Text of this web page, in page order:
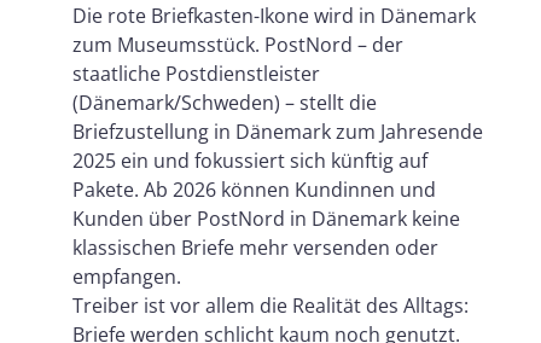
Die rote Briefkasten-Ikone wird in Dänemark
zum Museumsstück. PostNord – der
staatliche Postdienstleister
(Dänemark/Schweden) – stellt die
Briefzustellung in Dänemark zum Jahresende
2025 ein und fokussiert sich künftig auf
Pakete. Ab 2026 können Kundinnen und
Kunden über PostNord in Dänemark keine
klassischen Briefe mehr versenden oder
empfangen.
Treiber ist vor allem die Realität des Alltags:
Briefe werden schlicht kaum noch genutzt.